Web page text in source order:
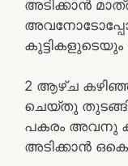
അടിക്കാൻ
2 ആഴ്ച
ചെയ്തു
പകരം അവനു
അടിക്കാൻ